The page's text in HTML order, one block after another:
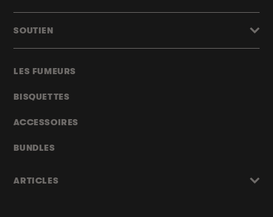
LES FUMEURS
BISQUETTES
ACCESSOIRES
BUNDLES
ARTICLES
SOUTIEN